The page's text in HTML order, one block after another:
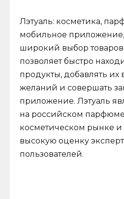
Лэтуаль: косметика,
мобильное
широкий выбор
позволяет быстро
продукты, добавлять их
желаний и совершать
приложение. Лэтуаль
на российском
косметическом рынке и
высокую оценку
пользователей.